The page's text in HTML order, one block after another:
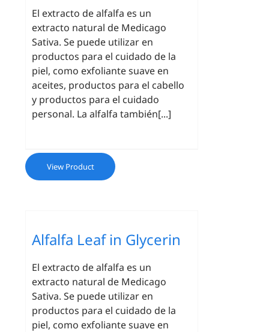
El extracto de alfalfa es un
extracto natural de Medicago
Sativa. Se puede utilizar en
productos para el cuidado de la
piel, como exfoliante suave en
aceites, productos para el cabello
y productos para el cuidado
personal. La alfalfa también[...]
View Product
Alfalfa Leaf in Glycerin
El extracto de alfalfa es un
extracto natural de Medicago
Sativa. Se puede utilizar en
productos para el cuidado de la
piel, como exfoliante suave en